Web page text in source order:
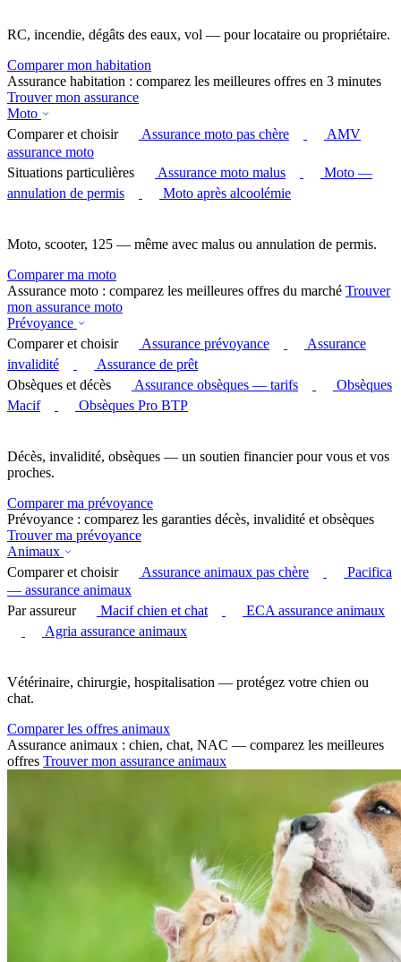
RC, incendie, dégâts des eaux, vol — pour locataire ou propriétaire.
Comparer mon habitation
Assurance habitation : comparez les meilleures offres en 3 minutes
Trouver mon assurance
Moto
Comparer et choisir
Assurance moto pas chère
AMV
assurance moto
Situations particulières
Assurance moto malus
Moto —
annulation de permis
Moto après alcoolémie
Moto, scooter, 125 — même avec malus ou annulation de permis.
Comparer ma moto
Assurance moto : comparez les meilleures offres du marché Trouver
mon assurance moto
Prévoyance
Comparer et choisir
Assurance prévoyance
Assurance
invalidité
Assurance de prêt
Obsèques et décès
Assurance obsèques — tarifs
Obsèques
Macif
Obsèques Pro BTP
Décès, invalidité, obsèques — un soutien financier pour vous et vos
proches.
Comparer ma prévoyance
Prévoyance : comparez les garanties décès, invalidité et obsèques
Trouver ma prévoyance
Animaux
Comparer et choisir
Assurance animaux pas chère
Pacifica
— assurance animaux
Par assureur
Macif chien et chat
ECA assurance animaux
Agria assurance animaux
Vétérinaire, chirurgie, hospitalisation — protégez votre chien ou
chat.
Comparer les offres animaux
Assurance animaux : chien, chat, NAC — comparez les meilleures
offres Trouver mon assurance animaux